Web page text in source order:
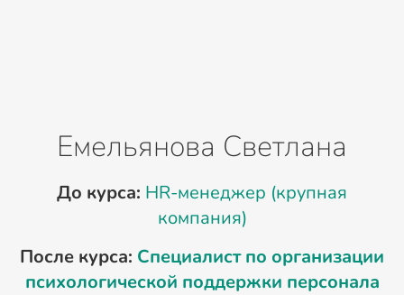
Емельянова Светлана
До курса: HR-менеджер (крупная
компания)
После курса: Специалист по организации
психологической поддержки персонала